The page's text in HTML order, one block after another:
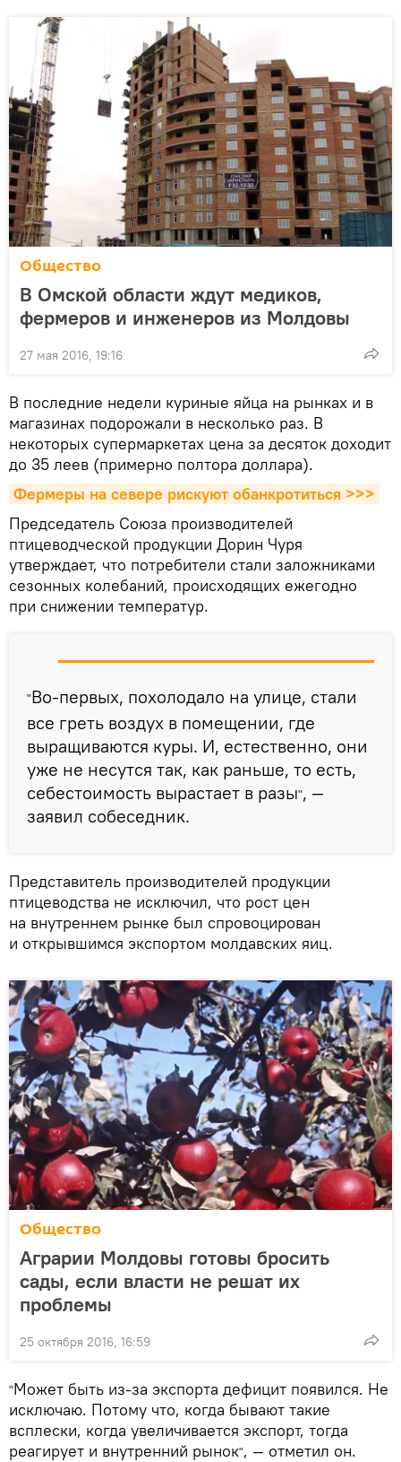
Общество
В Омской области ждут медиков,
фермеров и инженеров из Молдовы
27 мая 2016, 19:16
В последние недели куриные яйца на рынках и в
магазинах подорожали в несколько раз. В
некоторых супермаркетах цена за десяток доходит
до 35 леев (примерно полтора доллара).
Фермеры на севере рискуют обанкротиться >>>
Председатель Союза производителей
птицеводческой продукции Дорин Чуря
утверждает, что потребители стали заложниками
сезонных колебаний, происходящих ежегодно
при снижении температур.
"Во-первых, похолодало на улице, стали
все греть воздух в помещении, где
выращиваются куры. И, естественно, они
уже не несутся так, как раньше, то есть,
себестоимость вырастает в разы", —
заявил собеседник.
Представитель производителей продукции
птицеводства не исключил, что рост цен
на внутреннем рынке был спровоцирован
и открывшимся экспортом молдавских яиц.
Общество
Аграрии Молдовы готовы бросить
сады, если власти не решат их
проблемы
25 октября 2016, 16:59
"Может быть из-за экспорта дефицит появился. Не
исключаю. Потому что, когда бывают такие
всплески, когда увеличивается экспорт, тогда
реагирует и внутренний рынок", — отметил он.